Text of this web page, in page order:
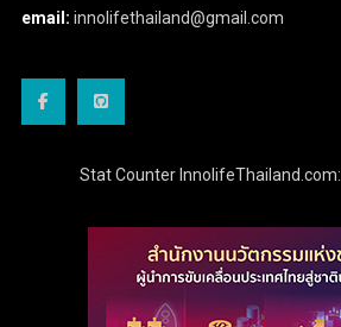
email: innolifethailand@gmail.com
Stat Counter InnolifeThailand.com: